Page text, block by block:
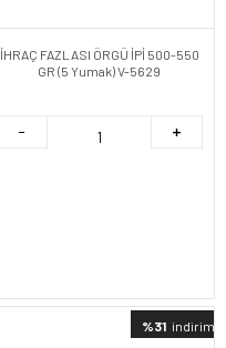
İHRAÇ FAZLASI ÖRGÜ İPİ 500-550
GR (5 Yumak) V-5629
%31 indirimli